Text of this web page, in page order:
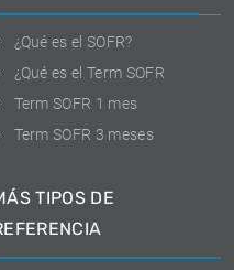
¿Qué es el SOFR?
¿Qué es el Term SOFR
Term SOFR 1 mes
Term SOFR 3 meses
TIPOS DE